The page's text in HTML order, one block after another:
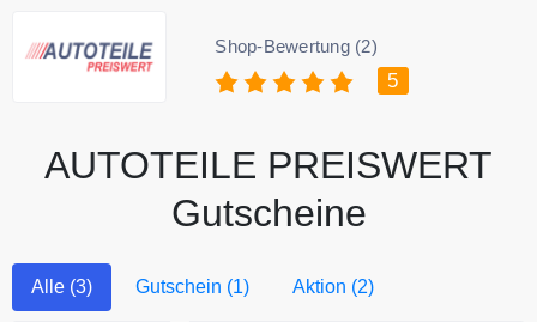
Shop-Bewertung (2)
5
AUTOTEILE PREISWERT
Gutscheine
Alle (3) Gutschein (1) Aktion (2)